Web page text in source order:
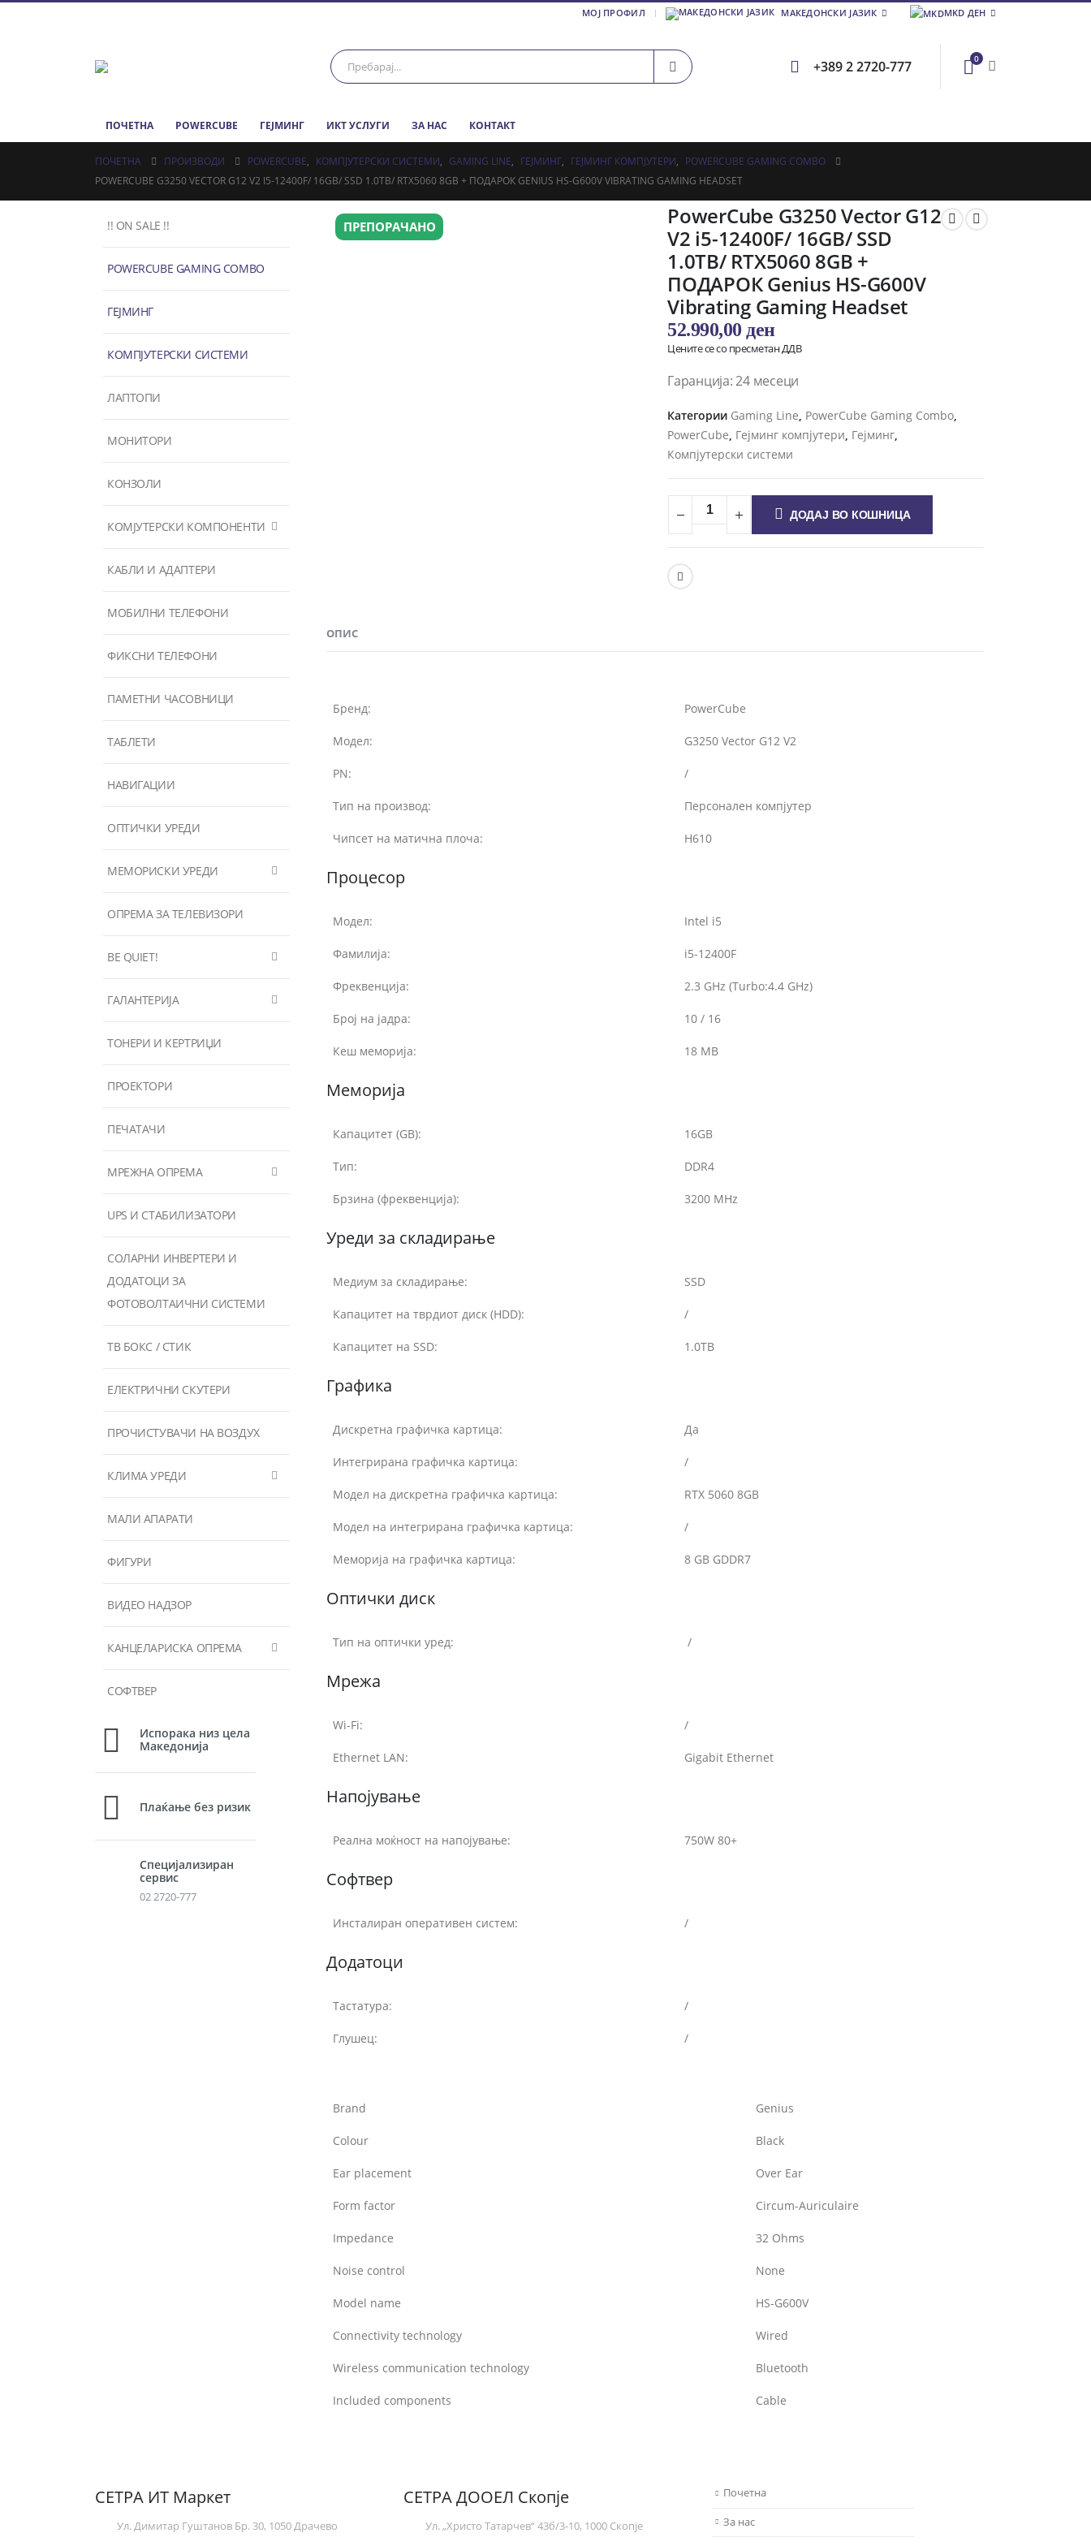
МОЈ ПРОФИЛ МАКЕДОНСКИ ЈАЗИК MKD ДЕН
+389 2 2720-777 0
ПОЧЕТНА POWERCUBE ГЕЈМИНГ ИКТ УСЛУГИ ЗА НАС КОНТАКТ
ПОЧЕТНА ПРОИЗВОДИ POWERCUBE, КОМПЈУТЕРСКИ СИСТЕМИ, GAMING LINE, ГЕЈМИНГ, ГЕЈМИНГ КОМПЈУТЕРИ, POWERCUBE GAMING COMBO
POWERCUBE G3250 VECTOR G12 V2 I5-12400F/ 16GB/ SSD 1.0TB/ RTX5060 8GB + ПОДАРОК GENIUS HS-G600V VIBRATING GAMING HEADSET
ПРЕПОРАЧАНО
PowerCube G3250 Vector G12
V2 i5-12400F/ 16GB/ SSD
1.0TB/ RTX5060 8GB +
ПОДАРОК Genius HS-G600V
Vibrating Gaming Headset
52.990,00 ден
Цените се со пресметан ДДВ
Гаранција: 24 месеци
Категории Gaming Line, PowerCube Gaming Combo,
PowerCube, Гејминг компјутери, Гејминг,
Компјутерски системи
ДОДАЈ ВО КОШНИЦА
ОПИС
Бренд: PowerCube
Модел: G3250 Vector G12 V2
PN: /
Тип на производ: Персонален компјутер
Чипсет на матична плоча: H610
Процесор
Модел: Intel i5
Фамилија: i5-12400F
Фреквенција: 2.3 GHz (Turbo:4.4 GHz)
Број на јадра: 10 / 16
Кеш меморија: 18 MB
Меморија
Капацитет (GB): 16GB
Тип: DDR4
Брзина (фреквенција): 3200 MHz
Уреди за складирање
Медиум за складирање: SSD
Капацитет на тврдиот диск (HDD): /
Капацитет на SSD: 1.0TB
Графика
Дискретна графичка картица: Да
Интегрирана графичка картица: /
Модел на дискретна графичка картица: RTX 5060 8GB
Модел на интегрирана графичка картица: /
Меморија на графичка картица: 8 GB GDDR7
Оптички диск
Тип на оптички уред: /
Мрежа
Wi-Fi: /
Ethernet LAN: Gigabit Ethernet
Напојување
Реална моќност на напојување: 750W 80+
Софтвер
Инсталиран оперативен систем: /
Додатоци
Тастатура: /
Глушец: /
Brand Genius
Colour Black
Ear placement Over Ear
Form factor Circum-Auriculaire
Impedance 32 Ohms
Noise control None
Model name HS-G600V
Connectivity technology Wired
Wireless communication technology Bluetooth
Included components Cable
!! ON SALE !!
POWERCUBE GAMING COMBO
ГЕЈМИНГ
КОМПЈУТЕРСКИ СИСТЕМИ
ЛАПТОПИ
МОНИТОРИ
КОНЗОЛИ
КОМЈУТЕРСКИ КОМПОНЕНТИ
КАБЛИ И АДАПТЕРИ
МОБИЛНИ ТЕЛЕФОНИ
ФИКСНИ ТЕЛЕФОНИ
ПАМЕТНИ ЧАСОВНИЦИ
ТАБЛЕТИ
НАВИГАЦИИ
ОПТИЧКИ УРЕДИ
МЕМОРИСКИ УРЕДИ
ОПРЕМА ЗА ТЕЛЕВИЗОРИ
BE QUIET!
ГАЛАНТЕРИЈА
ТОНЕРИ И КЕРТРИЏИ
ПРОЕКТОРИ
ПЕЧАТАЧИ
МРЕЖНА ОПРЕМА
UPS И СТАБИЛИЗАТОРИ
СОЛАРНИ ИНВЕРТЕРИ И
ДОДАТОЦИ ЗА
ФОТОВОЛТАИЧНИ СИСТЕМИ
ТВ БОКС / СТИК
ЕЛЕКТРИЧНИ СКУТЕРИ
ПРОЧИСТУВАЧИ НА ВОЗДУХ
КЛИМА УРЕДИ
МАЛИ АПАРАТИ
ФИГУРИ
ВИДЕО НАДЗОР
КАНЦЕЛАРИСКА ОПРЕМА
СОФТВЕР
Испорака низ цела
Македонија
Плаќање без ризик
Специјализиран
сервис
02 2720-777
СЕТРА ИТ Маркет
Ул. Димитар Гуштанов Бр. 30, 1050 Драчево
СЕТРА ДООЕЛ Скопје
Ул. „Христо Татарчев“ 43б/3-10, 1000 Скопје
Почетна
За нас